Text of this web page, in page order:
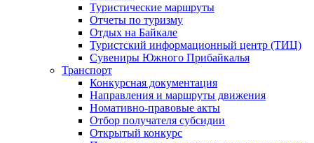
Туристические маршруты
Отчеты по туризму
Отдых на Байкале
Туристский информационный центр (ТИЦ)
Сувениры Южного Прибайкалья
Транспорт
Конкурсная документация
Направления и маршруты движения
Номативно-правовые акты
Отбор получателя субсидии
Открытый конкурс